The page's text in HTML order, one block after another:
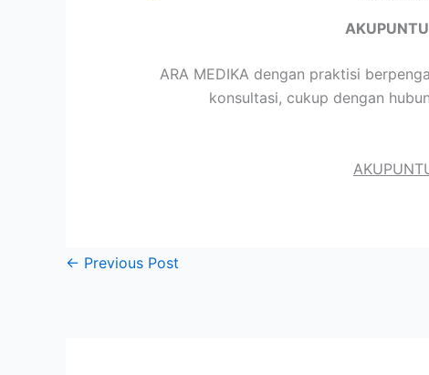
ARA MEDIKA dengan praktisi
konsultasi, cukup dengan
← Previous Post